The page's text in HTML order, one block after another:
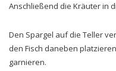
Anschließend die Kräuter in
Den Spargel auf die Teller
den Fisch daneben
garnieren.